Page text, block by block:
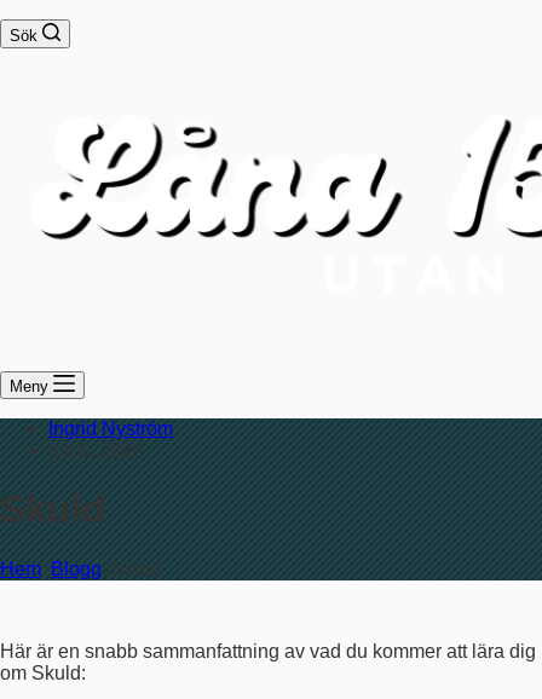
Sök
Meny
Ingrid Nyström
juli 6, 2026
Skuld
Hem Blogg Skuld
Här är en snabb sammanfattning av vad du kommer att lära dig
om Skuld: